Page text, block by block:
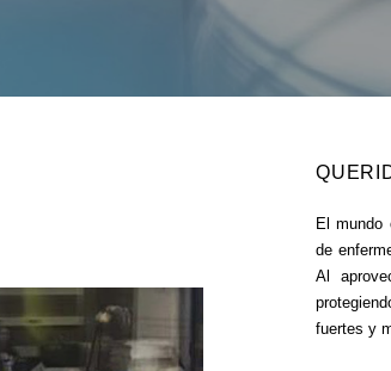
El mundo
de
Al
fuertes y